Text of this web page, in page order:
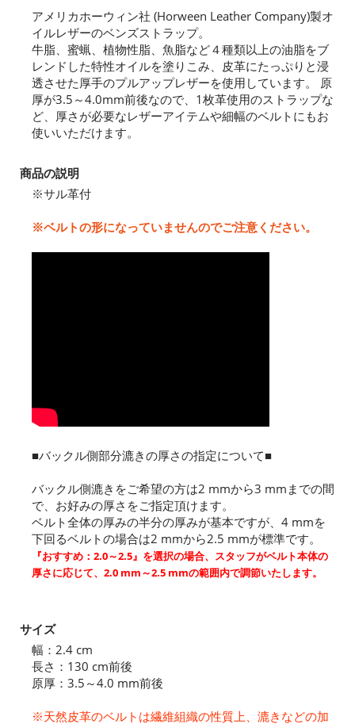
アメリカホーウィン社 (Horween Leather Company)製オ
イルレザーのベンズストラップ。
牛脂、蜜蝋、植物性脂、魚脂など４種類以上の油脂をブ
レンドした特性オイルを塗りこみ、皮革にたっぷりと浸
透させた厚手のプルアップレザーを使用しています。 原
厚が3.5～4.0mm前後なので、1枚革使用のストラップな
ど、厚さが必要なレザーアイテムや細幅のベルトにもお
使いいただけます。
商品の説明
※サル革付
※ベルトの形になっていませんのでご注意ください。
■バックル側部分漉きの厚さの指定について■
バックル側漉きをご希望の方は2 mmから3 mmまでの間
で、お好みの厚さをご指定頂けます。
ベルト全体の厚みの半分の厚みが基本ですが、4 mmを
下回るベルトの場合は2 mmから2.5 mmが標準です。
『おすすめ：2.0～2.5』を選択の場合、スタッフがベルト本体の
厚さに応じて、2.0 mm～2.5 mmの範囲内で調節いたします。
サイズ
幅：2.4 cm
長さ：130 cm前後
原厚：3.5～4.0 mm前後
※天然皮革のベルトは繊維組織の性質上、漉きなどの加